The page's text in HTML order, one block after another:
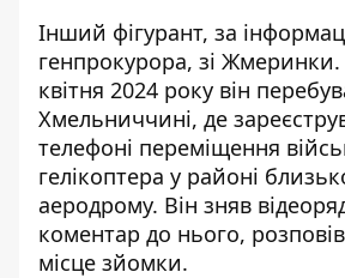
Інший фігурант, за
генпрокурора, зі Жмеринки
квітня 2024 року він
Хмельниччині, де
телефоні переміщення
гелікоптера у районі
аеродрому. Він зняв
коментар до нього,
місце зйомки.